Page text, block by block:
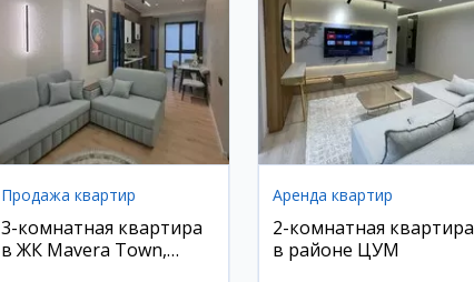
Продажа квартир
3-комнатная квартира
в ЖК Mavera Town,
Аренда квартир
2-комнатная квартира
в районе ЦУМ